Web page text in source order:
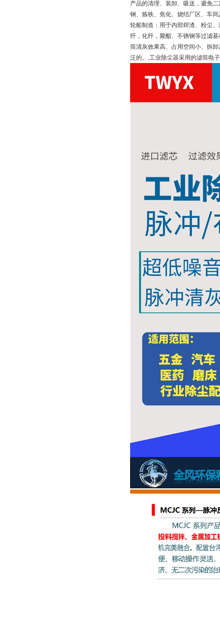
产品的清理、装卸、吸送，避免
钢、炼铁、焦化、烧结厂区、车
轮船制造：用于内部焊渣、粉尘
纤，化纤，聚酯、不锈钢等过滤
筒清灰效果高、占用空间小、拆
泛的。,工业除尘器采用的滤筒电